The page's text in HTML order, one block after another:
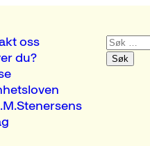
oss
du?
Søk
etter: